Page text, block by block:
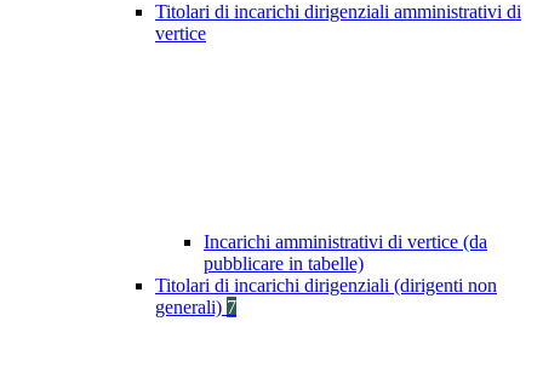
Titolari di incarichi dirigenziali amministrativi di
vertice
Incarichi amministrativi di vertice (da
pubblicare in tabelle)
Titolari di incarichi dirigenziali (dirigenti non
generali) 7